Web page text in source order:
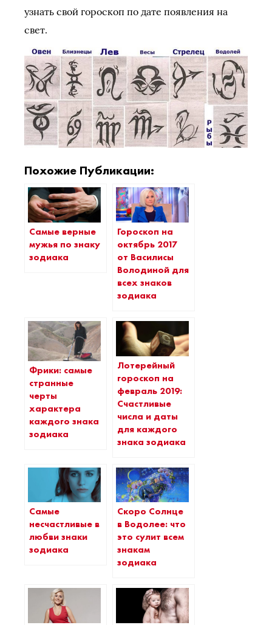
узнать свой гороскоп по дате появления на
свет.
Похожие Публикации:
Самые верные
мужья по знаку
зодиака
Гороскоп на
октябрь 2017
от Василисы
Володиной для
всех знаков
зодиака
Фрики: самые
странные
черты
характера
каждого знака
зодиака
Лотерейный
гороскоп на
февраль 2019:
Счастливые
числа и даты
для каждого
знака зодиака
Самые
несчастливые в
любви знаки
зодиака
Скоро Солнце
в Водолее: что
это сулит всем
знакам
зодиака